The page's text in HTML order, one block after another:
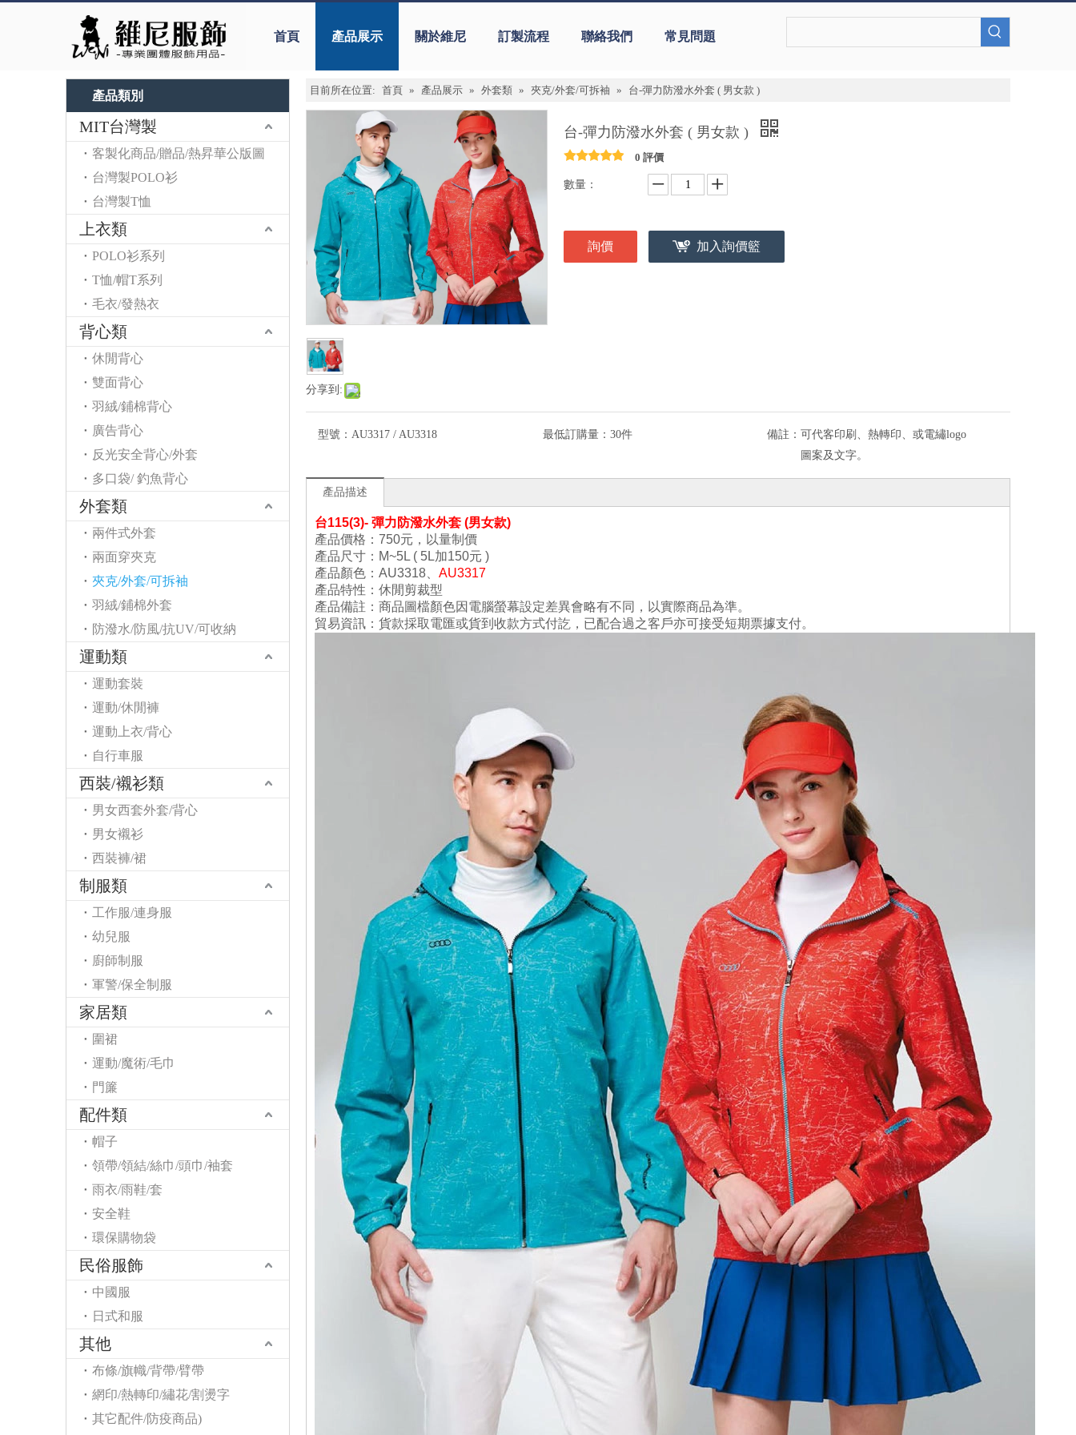
首頁 產品展示 關於維尼 訂製流程 聯絡我們 常見問題
產品類別
MIT台灣製
客製化商品/贈品/熱昇華公版圖
台灣製POLO衫
台灣製T恤
上衣類
POLO衫系列
T恤/帽T系列
毛衣/發熱衣
背心類
休閒背心
雙面背心
羽絨/鋪棉背心
廣告背心
反光安全背心/外套
多口袋/ 釣魚背心
外套類
兩件式外套
兩面穿夾克
夾克/外套/可拆袖
羽絨/鋪棉外套
防潑水/防風/抗UV/可收納
運動類
運動套裝
運動/休閒褲
運動上衣/背心
自行車服
西裝/襯衫類
男女西套外套/背心
男女襯衫
西裝褲/裙
制服類
工作服/連身服
幼兒服
廚師制服
軍警/保全制服
家居類
圍裙
運動/魔術/毛巾
門簾
配件類
帽子
領帶/領結/絲巾/頭巾/袖套
雨衣/雨鞋/套
安全鞋
環保購物袋
民俗服飾
中國服
日式和服
其他
布條/旗幟/背帶/臂帶
網印/熱轉印/繡花/割燙字
其它配件/防疫商品)
目前所在位置: 首頁 » 產品展示 » 外套類 » 夾克/外套/可拆袖 » 台-彈力防潑水外套 ( 男女款 )
分享到:
台-彈力防潑水外套 ( 男女款 )
0 評價
數量：
詢價 加入詢價籃
型號： AU3317 / AU3318 最低訂購量： 30件 備註： 可代客印刷、熱轉印、或電繡logo
圖案及文字。
產品描述
台115(3)- 彈力防潑水外套 (男女款)
產品價格：750元，以量制價
產品尺寸 ：M~5L ( 5L加150元 )
產品顏色： AU3318
AU3317
產品特性：休閒剪裁型
產品備註：商品圖檔顏色因電腦螢幕設定差異會略有不同，以實際商品為準。
貿易資訊：貨款採取電匯或貨到收款方式付訖，已配合過之客戶亦可接受短期票據支付。